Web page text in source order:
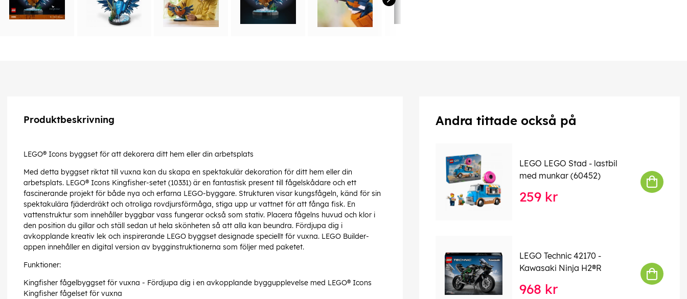
Produktbeskrivning
LEGO® Icons byggset för att dekorera ditt hem eller din arbetsplats
Med detta byggset riktat till vuxna kan du skapa en spektakulär dekoration för ditt hem eller din
arbetsplats. LEGO® Icons Kingfisher-setet (10331) är en fantastisk present till fågelskådare och ett
fascinerande projekt för både nya och erfarna LEGO-byggare. Strukturen visar kungsfågeln, känd för sin
spektakulära fjäderdräkt och otroliga rovdjursförmåga, stiga upp ur vattnet för att fånga fisk. En
vattenstruktur som innehåller byggbar vass fungerar också som stativ. Placera fågelns huvud och klor i
den position du gillar och ställ sedan ut hela skönheten så att alla kan beundra. Fördjupa dig i
avkopplande kreativ lek och inspirerande LEGO byggset designade speciellt för vuxna. LEGO Builder-
appen innehåller en digital version av bygginstruktionerna som följer med paketet.
Funktioner:
Kingfisher fågelbyggset för vuxna - Fördjupa dig i en avkopplande byggupplevelse med LEGO® Icons
Kingfisher fågelset för vuxna
Andra tittade också på
LEGO LEGO Stad - lastbil
med munkar (60452)
259 kr
LEGO Technic 42170 -
Kawasaki Ninja H2®R
968 kr